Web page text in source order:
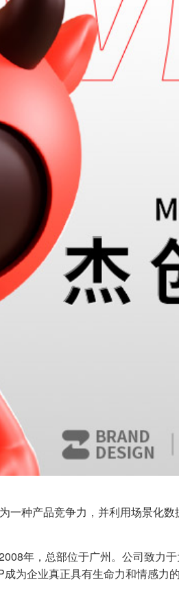
一种产品竞争力，并利用场景化
年，总部位于广州。公司致力
为企业真正具有生命力和情感力的